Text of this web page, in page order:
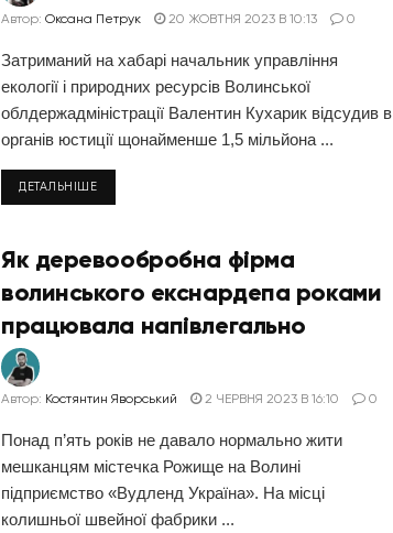
Автор: Оксана Петрук 20 ЖОВТНЯ 2023 В 10:13 0
Затриманий на хабарі начальник управління
екології і природних ресурсів Волинської
облдержадміністрації Валентин Кухарик відсудив в
органів юстиції щонайменше 1,5 мільйона ...
ДЕТАЛЬНІШЕ
Як деревообробна фірма
волинського екснардепа роками
працювала напівлегально
Автор: Костянтин Яворський 2 ЧЕРВНЯ 2023 В 16:10 0
Понад п’ять років не давало нормально жити
мешканцям містечка Рожище на Волині
підприємство «Вудленд Україна». На місці
колишньої швейної фабрики ...